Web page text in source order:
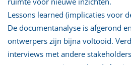
Lessons learned (implicaties voor
De documentanalyse is afgerond
ontwerpers zijn bijna voltooid.
interviews met andere